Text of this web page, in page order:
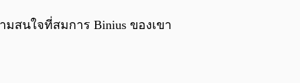
สนใจที่สมการ Binius ของเขา